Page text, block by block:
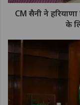
CM सैनी ने
के